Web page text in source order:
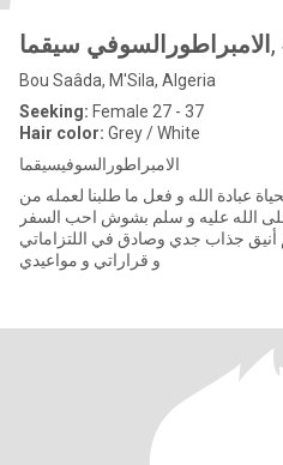
الامبراطورالسوفي سيقما ,
Bou Saâda, M'Sila, Algeria
Seeking: Female 27 - 37
Hair color: Grey / White
الامبراطورالسوفيسيقما
عبادة الله و فعل ما طلبنا لعمله من
صلى الله عليه و سلم بشوش احب السفر
أنيق جذاب جدي وصادق في اللتزاماتي
و قراراتي و مواعيدي